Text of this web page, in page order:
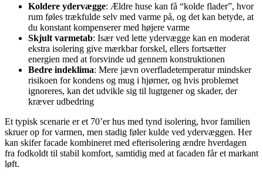
Koldere ydervægge: Ældre huse kan få “kolde flader”, hvor
rum føles trækfulde selv med varme på, og det kan betyde, at
du konstant kompenserer med højere varme
Skjult varmetab: Især ved lette ydervægge kan en moderat
ekstra isolering give mærkbar forskel, ellers fortsætter
energien med at forsvinde ud gennem konstruktionen
Bedre indeklima: Mere jævn overfladetemperatur mindsker
risikoen for kondens og mug i hjørner, og hvis problemet
ignoreres, kan det udvikle sig til lugtgener og skader, der
kræver udbedring
Et typisk scenarie er et 70’er hus med tynd isolering, hvor familien
skruer op for varmen, men stadig føler kulde ved ydervæggen. Her
kan skifer facade kombineret med efterisolering ændre hverdagen
fra fodkoldt til stabil komfort, samtidig med at facaden får et markant
løft.